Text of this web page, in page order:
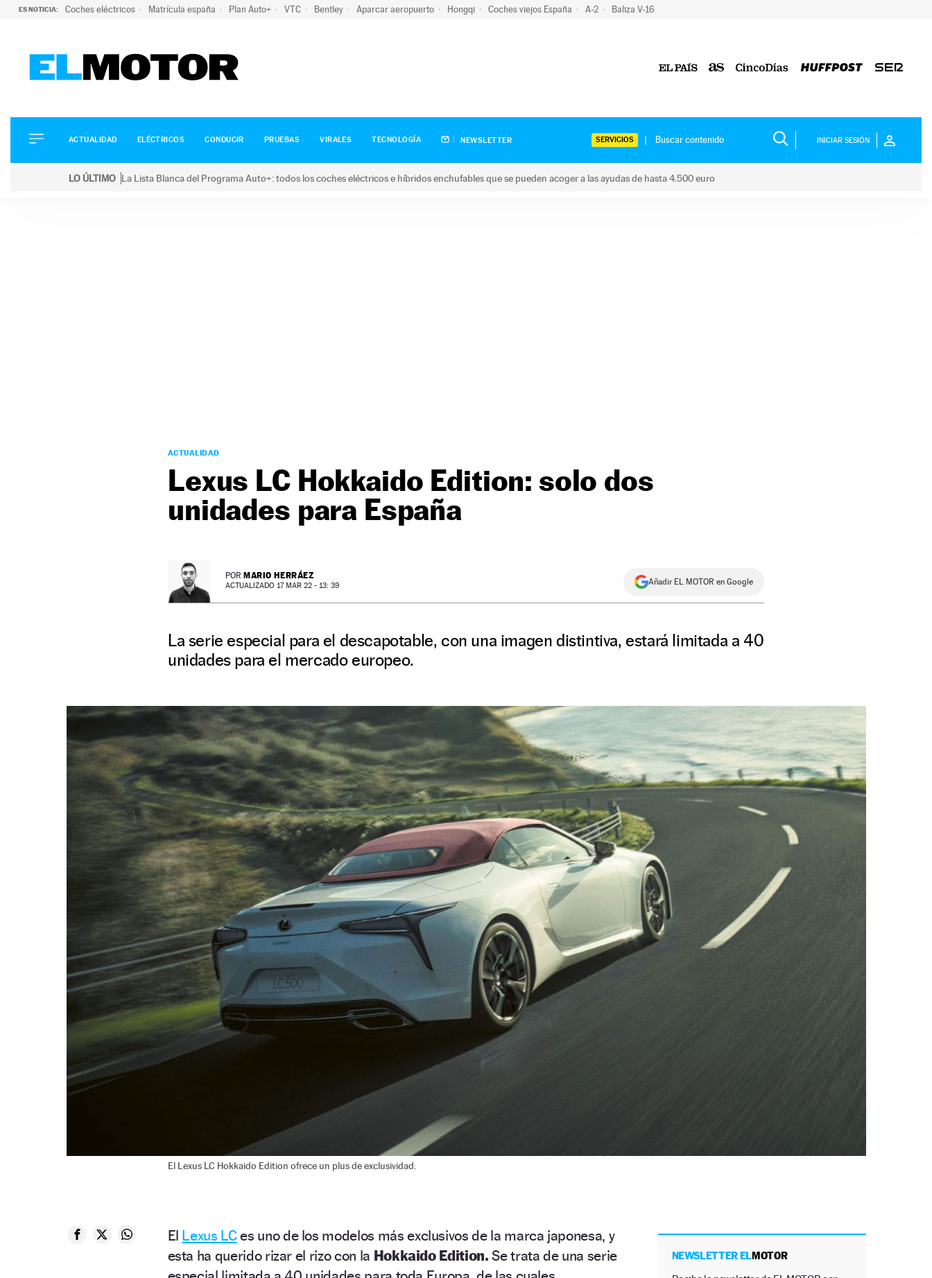
ES NOTICIA: Coches eléctricos Matrícula españa Plan Auto+ VTC Bentley Aparcar aeropuerto Hongqi Coches viejos España A-2 Baliza V-16
ELÉCTRICOS
CONDUCIR
ACTUALIDAD ELÉCTRICOS CONDUCIR PRUEBAS VIRALES TECNOLOGÍA NEWSLETTER SERVICIOS INICIAR SESIÓN
LO ÚLTIMO La Lista Blanca del Programa Auto+: todos los coches eléctricos e híbridos enchufables que se pueden acoger a las ayudas de hasta 4.500 euro
ACTUALIDAD
Lexus LC Hokkaido Edition: solo dos
unidades para España
POR MARIO HERRÁEZ
ACTUALIZADO 17 MAR 22 - 13: 39 Añadir EL MOTOR en Google
La serie especial para el descapotable, con una imagen distintiva, estará limitada a 40
unidades para el mercado europeo.
El Lexus LC Hokkaido Edition ofrece un plus de exclusividad.
El Lexus LCes uno de los modelos más exclusivos de la marca japonesa, y
esta ha querido rizar el rizo con la Hokkaido Edition. Se trata de una serie
NEWSLETTER ELMOTOR